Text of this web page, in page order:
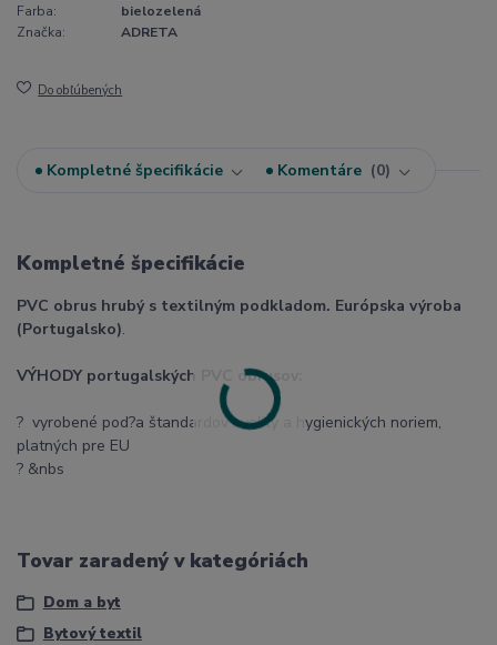
Farba:
bielozelená
Značka:
ADRETA
Do obľúbených
Kompletné špecifikácie Komentáre 0
Kompletné špecifikácie
PVC obrus hrubý s textilným podkladom. Európska výroba
(Portugalsko).
VÝHODY portugalských PVC obrusov:
? vyrobené pod?a štandardov kvality a hygienických noriem,
platných pre EU
? &nbs
Tovar zaradený v kategóriách
Dom a byt
Bytový textil